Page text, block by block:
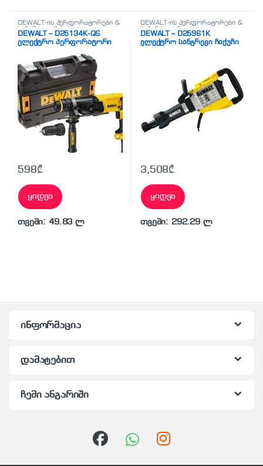
DEWALT-ის პერფორატორები &
სანგრევი უროები
DEWALT – D25134K-QS
ელექტრო პერფორატორი
598₾
ყიდვა
თვეში: 49.83 ლ
DEWALT-ის პერფორატორები &
სანგრევი უროები
DEWALT – D25961K
ელექტრო სანგრევი ჩაქუჩი
3,508₾
ყიდვა
თვეში: 292.29 ლ
ინფორმაცია
დამატებით
ჩემი ანგარიში